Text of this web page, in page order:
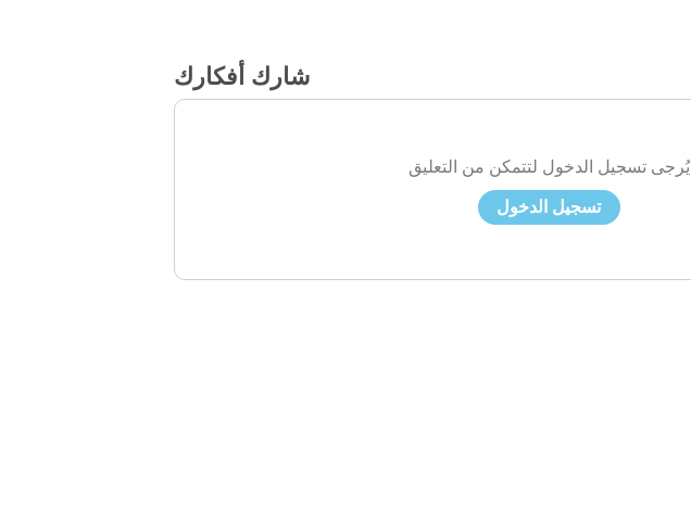
شارك أفكارك
يُرجى تسجيل الدخول لتتمكن من التعليق
تسجيل الدخول